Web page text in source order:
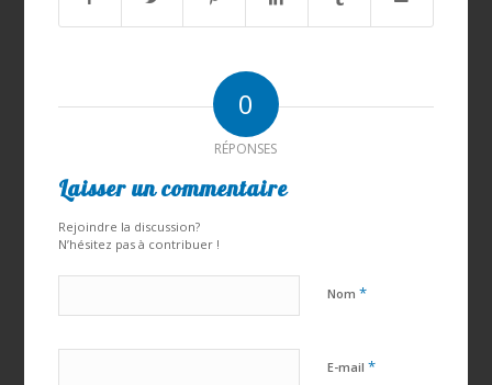
0
RÉPONSES
Laisser un commentaire
Rejoindre la discussion?
N’hésitez pas à contribuer !
Nom *
E-mail *